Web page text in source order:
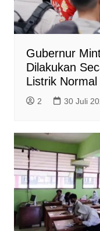
Gubernur
Dilakukan
Listrik
2 30 Juli